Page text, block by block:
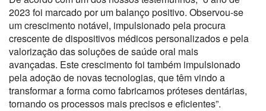
2023 foi marcado por um balanço positivo. Observou-se
um crescimento notável, impulsionado pela procura
crescente de dispositivos médicos personalizados e pela
valorização das soluções de saúde oral mais
avançadas. Este crescimento foi também impulsionado
pela adoção de novas tecnologias, que têm vindo a
transformar a forma como fabricamos próteses dentárias,
tornando os processos mais precisos e eficientes”.